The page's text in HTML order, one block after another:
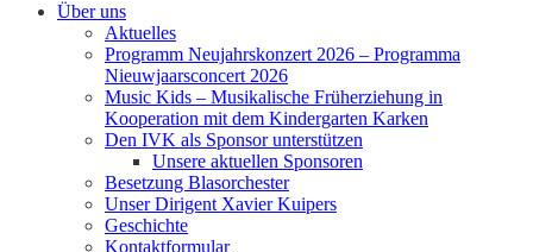
Über uns
Aktuelles
Programm Neujahrskonzert 2026 – Programma
Nieuwjaarsconcert 2026
Music Kids – Musikalische Früherziehung in
Kooperation mit dem Kindergarten Karken
Den IVK als Sponsor unterstützen
Unsere aktuellen Sponsoren
Besetzung Blasorchester
Unser Dirigent Xavier Kuipers
Geschichte
Kontaktformular